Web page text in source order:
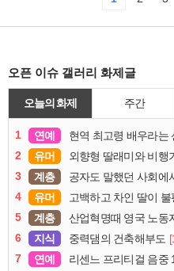
오픈 이슈 갤러리 화제글
오늘의 화제 주간
1 연예 현역 최고령 배우라는
2
유머 외향형 딸래미와 비행
3
계층 공자도 말했던 사회에
4
유머 고백하고 차인 딸이
5
계층 산업혁명때 영국 노동
6
지식 중력댐의 건축해부도
7
연예 리센느 프리티걸 음중